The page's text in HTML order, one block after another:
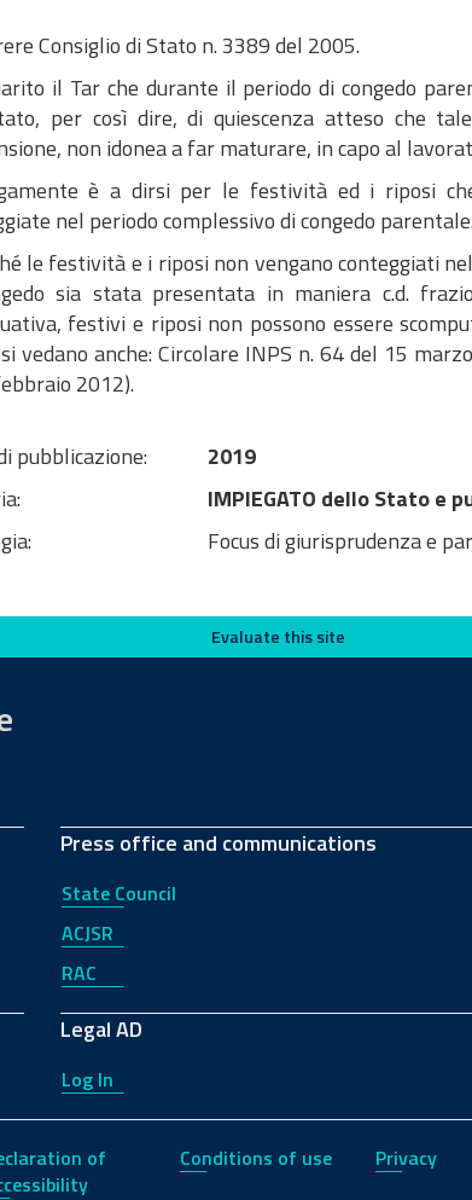
Consiglio di Stato n. 3389 del 2005.
il Tar che durante il periodo di congedo
per così dire, di quiescenza atteso che
non idonea a far maturare, in capo al
è a dirsi per le festività ed i riposi
nel periodo complessivo di congedo parentale.
le festività e i riposi non vengano conteggiati
sia stata presentata in maniera c.d.
festivi e riposi non possono essere
vedano anche: Circolare INPS n. 64 del 15
2012).
pubblicazione:
2019
IMPIEGATO dello Stato e
Focus di giurisprudenza e
Evaluate this site
Press office and communications
State Council
ACJSR
RAC
Legal AD
Log In
of
Conditions of use Privacy